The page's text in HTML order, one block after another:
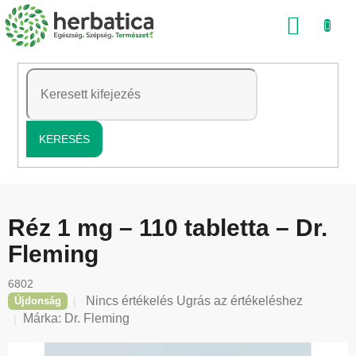
Ugrás
a
tartalomhoz
KERESÉS
Réz 1 mg – 110 tabletta – Dr.
Fleming
6802
Újdonság
A
termék
Nincs értékelés Ugrás az értékeléshez
Márka: Dr. Fleming